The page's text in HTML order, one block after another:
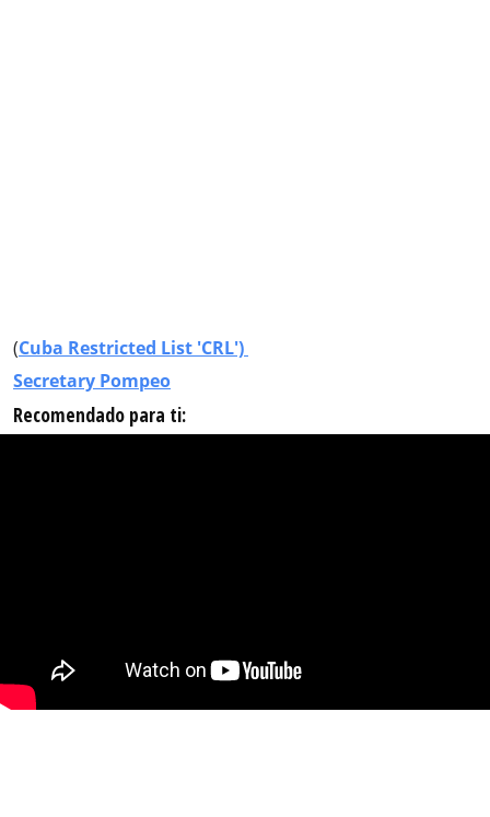
(Cuba Restricted List 'CRL')
Secretary Pompeo
Recomendado para ti: